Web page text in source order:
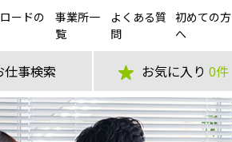
ードの
事業所一
覧
よくある質
問
初めての方
へ
仕事検索 お気に入り 0件